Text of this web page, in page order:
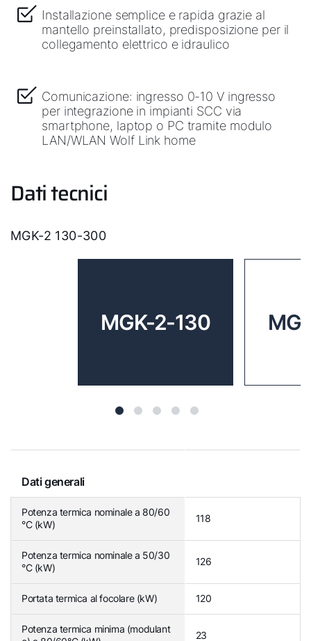
Installazione semplice e rapida grazie al
mantello preinstallato, predisposizione per il
collegamento elettrico e idraulico
Comunicazione: ingresso 0-10 V ingresso
per integrazione in impianti SCC via
smartphone, laptop o PC tramite modulo
LAN/WLAN Wolf Link home
Dati tecnici
MGK-2 130-300
MGK-2-130
Dati generali
Potenza termica nominale a 80/60
°C (kW)
118
Potenza termica nominale a 50/30
°C (kW)
126
Portata termica al focolare (kW) 120
Potenza termica minima (modulant
23